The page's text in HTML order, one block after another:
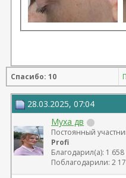
Спасибо: 10
28.03.2025, 07:04
Муха дв
Постоянный
Profi
Благодарил(а): 1 658
Поблагодарили: 2